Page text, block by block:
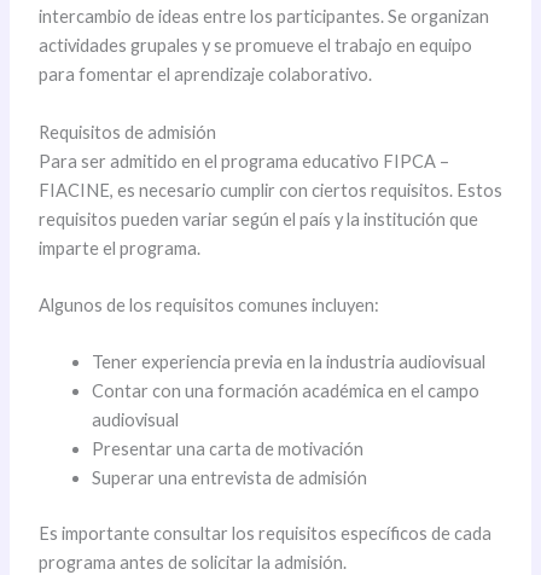
intercambio de ideas entre los participantes. Se organizan
actividades grupales y se promueve el trabajo en equipo
para fomentar el aprendizaje colaborativo.
Requisitos de admisión
Para ser admitido en el programa educativo FIPCA –
FIACINE, es necesario cumplir con ciertos requisitos. Estos
requisitos pueden variar según el país y la institución que
imparte el programa.
Algunos de los requisitos comunes incluyen:
Tener experiencia previa en la industria audiovisual
Contar con una formación académica en el campo
audiovisual
Presentar una carta de motivación
Superar una entrevista de admisión
Es importante consultar los requisitos específicos de cada
programa antes de solicitar la admisión.